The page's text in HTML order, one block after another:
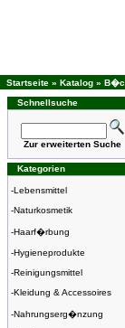
Startseite » Katalog »
Schnellsuche
Zur erweiterten Suche
Kategorien
-Lebensmittel
-Naturkosmetik
-Haarf�rbung
-Hygieneprodukte
-Reinigungsmittel
-Kleidung & Accessoires
-Nahrungserg�nzung